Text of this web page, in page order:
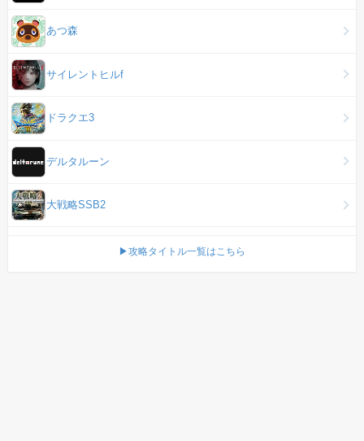
あつ森
サイレントヒルf
ドラクエ3
デルタルーン
大戦略SSB2
▶攻略タイトル一覧はこちら